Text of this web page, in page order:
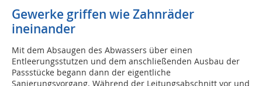
Gewerke griffen wie Zahnräder
ineinander
Mit dem Absaugen des Abwassers über einen
Entleerungsstutzen und dem anschließenden Ausbau der
Passstücke begann dann der eigentliche
Sanierungsvorgang. Während der Leitungsabschnitt vor und